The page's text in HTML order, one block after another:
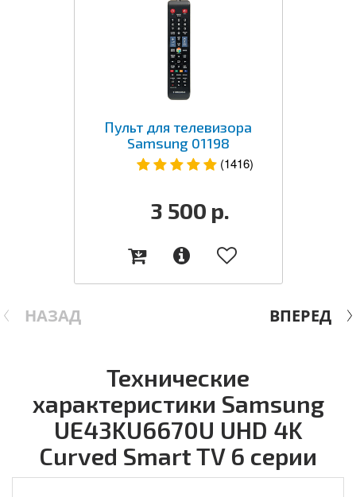
НАЗАД
Пульт для телевизора
Samsung 01198
(1416)
3 500 р.
ВПЕРЕД
Технические
характеристики Samsung
UE43KU6670U UHD 4K
Curved Smart TV 6 серии